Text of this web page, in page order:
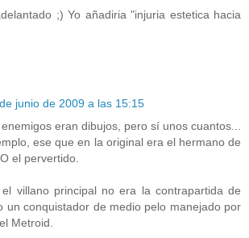
;) Yo añadiria "injuria estetica hacia
junio de 2009 a las 15:15
eran dibujos, pero sí unos cuantos...
ese que en la original era el hermano de
el pervertido.
villano principal no era la contrapartida de
un conquistador de medio pelo manejado por
Metroid.